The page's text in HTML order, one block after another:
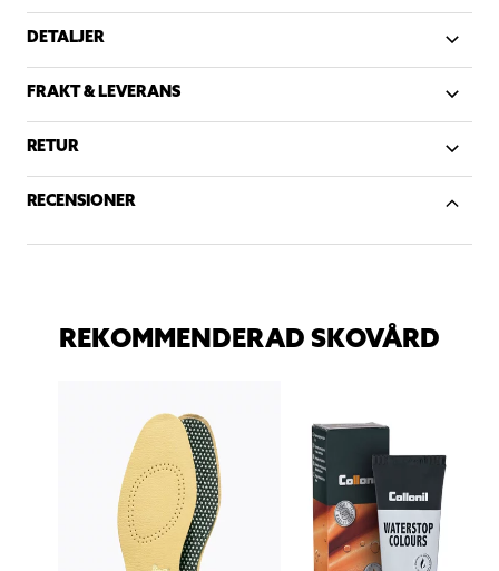
DETALJER
FRAKT & LEVERANS
RETUR
RECENSIONER
REKOMMENDERAD SKOVÅRD